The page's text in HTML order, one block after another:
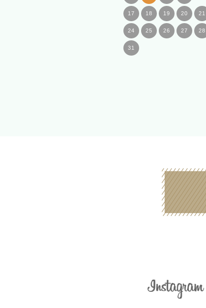
17 18 19 20 21
24 25 26 27 28
31